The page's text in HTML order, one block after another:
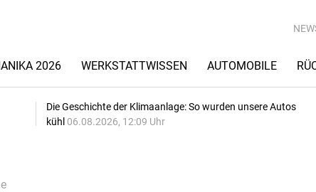
2026 WERKSTATTWISSEN AUTOMOBILE
Die Geschichte der Klimaanlage: So wurden unsere Autos
kühl 06.08.2026, 12:09 Uhr